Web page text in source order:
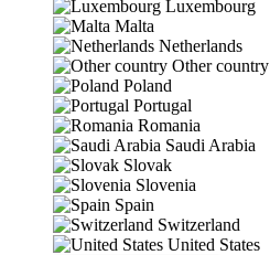
Luxembourg
Malta
Netherlands
Other country
Poland
Portugal
Romania
Saudi Arabia
Slovak
Slovenia
Spain
Switzerland
United States